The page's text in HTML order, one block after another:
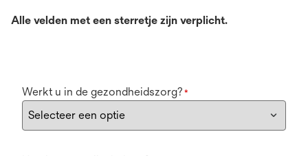
Alle velden met een sterretje zijn verplicht.
Werkt u in de gezondheidszorg? *